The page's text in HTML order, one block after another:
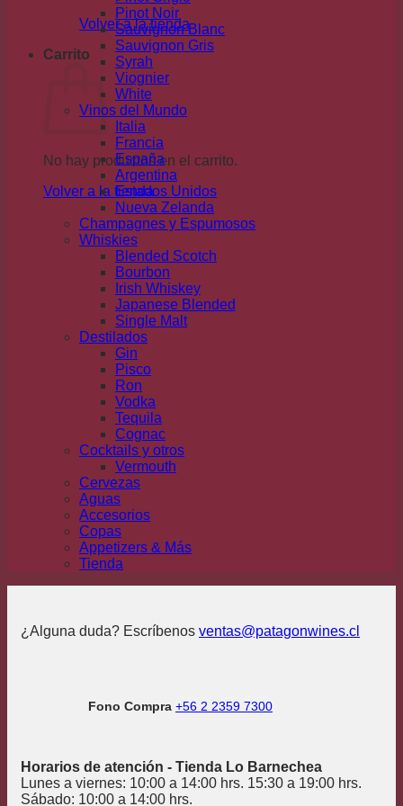
Volver a la tienda
Carrito
No hay productos en el carrito.
Volver a la tienda
Pinot Noir
Sauvignon Blanc
Sauvignon Gris
Syrah
Viognier
White
Vinos del Mundo
Italia
Francia
España
Argentina
Estados Unidos
Nueva Zelanda
Champagnes y Espumosos
Whiskies
Blended Scotch
Bourbon
Irish Whiskey
Japanese Blended
Single Malt
Destilados
Gin
Pisco
Ron
Vodka
Tequila
Cognac
Cocktails y otros
Vermouth
Cervezas
Aguas
Accesorios
Copas
Appetizers & Más
Tienda
¿Alguna duda? Escríbenos ventas@patagonwines.cl
Fono Compra +56 2 2359 7300
Horarios de atención - Tienda Lo Barnechea
Lunes a viernes: 10:00 a 14:00 hrs. 15:30 a 19:00 hrs.
Sábado: 10:00 a 14:00 hrs.